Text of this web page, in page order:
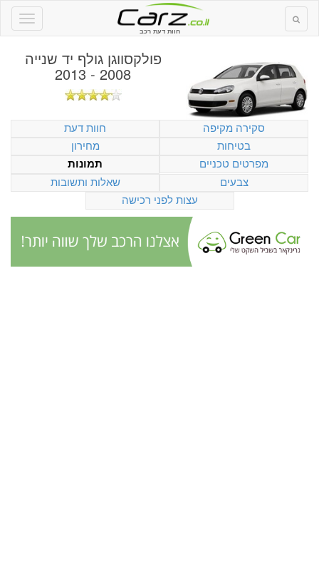
חוות דעת רכב
פולקסווגן גולף יד שנייה
2008 - 2013
סקירה מקיפה
חוות דעת
בטיחות
מחירון
מפרטים טכניים
תמונות
צבעים
שאלות ותשובות
עצות לפני רכישה